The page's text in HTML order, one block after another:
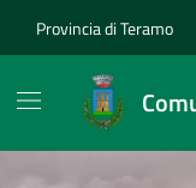
Provincia di Teramo